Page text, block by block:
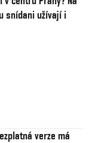
snídani užívají i
verze má